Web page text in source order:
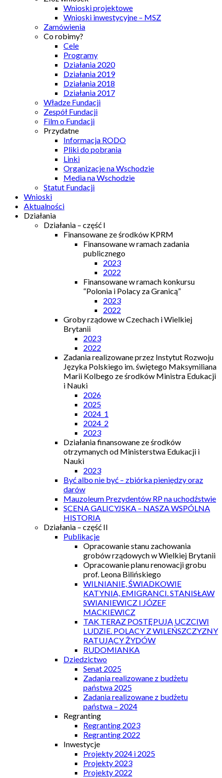
Wnioski projektowe
Wnioski inwestycyjne – MSZ
Zamówienia
Co robimy?
Cele
Programy
Działania 2020
Działania 2019
Działania 2018
Działania 2017
Władze Fundacji
Zespół Fundacji
Film o Fundacji
Przydatne
Informacja RODO
Pliki do pobrania
Linki
Organizacje na Wschodzie
Media na Wschodzie
Statut Fundacji
Wnioski
Aktualności
Działania
Działania – część I
Finansowane ze środków KPRM
Finansowane w ramach zadania
publicznego
2023
2022
Finansowane w ramach konkursu
“Polonia i Polacy za Granicą”
2023
2022
Groby rządowe w Czechach i Wielkiej
Brytanii
2023
2022
Zadania realizowane przez Instytut Rozwoju
Języka Polskiego im. świętego Maksymiliana
Marii Kolbego ze środków Ministra Edukacji
i Nauki
2026
2025
2024_1
2024_2
2023
Działania finansowane ze środków
otrzymanych od Ministerstwa Edukacji i
Nauki
2023
Być albo nie być – zbiórka pieniędzy oraz
darów
Mauzoleum Prezydentów RP na uchodźstwie
SCENA GALICYJSKA – NASZA WSPÓLNA
HISTORIA
Działania – część II
Publikacje
Opracowanie stanu zachowania
grobów rządowych w Wielkiej Brytanii
Opracowanie planu renowacji grobu
prof. Leona Bilińskiego
WILNIANIE, ŚWIADKOWIE
KATYNIA, EMIGRANCI. STANISŁAW
SWIANIEWICZ I JÓZEF
MACKIEWICZ
TAK TERAZ POSTĘPUJĄ UCZCIWI
LUDZIE. POLACY Z WILEŃSZCZYZNY
RATUJĄCY ŻYDÓW
RUDOMIANKA
Dziedzictwo
Senat 2025
Zadania realizowane z budżetu
państwa 2025
Zadania realizowane z budżetu
państwa – 2024
Regranting
Regranting 2023
Regranting 2022
Inwestycje
Projekty 2024 i 2025
Projekty 2023
Projekty 2022